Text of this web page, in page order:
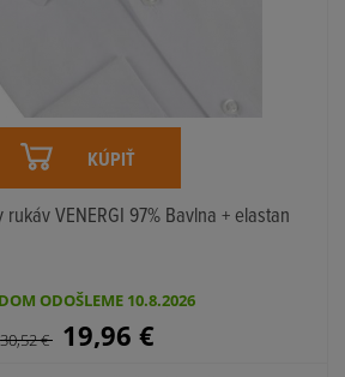
KÚPIŤ
VENERGI 97% Bavlna + elastan
ODOŠLEME 10.8.2026
30,52€ 19,96 €